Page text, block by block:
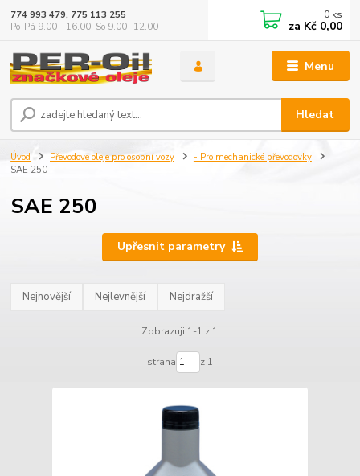
Menu
Hledat
774 993 479, 775 113 255
Po-Pá 9.00 - 16.00, So 9.00 -12.00
0 ks
za Kč 0,00
Úvod Převodové oleje pro osobní vozy
- Pro mechanické převodovky
SAE 250
SAE 250
Upřesnit parametry
Nejnovější Nejlevnější Nejdražší
Zobrazuji 1-1 z 1
strana z 1